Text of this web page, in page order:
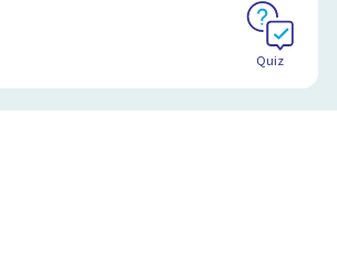
Quiz